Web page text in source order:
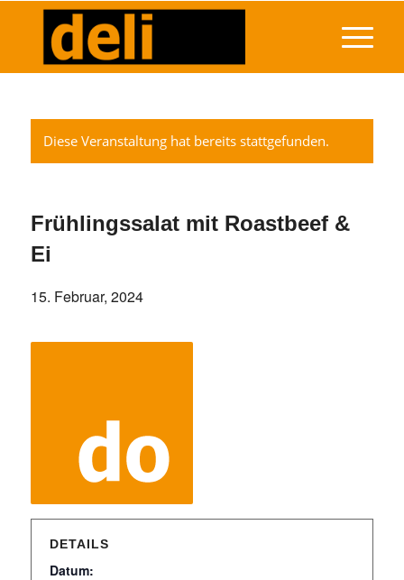
Diese Veranstaltung hat bereits stattgefunden.
Frühlingssalat mit Roastbeef &
Ei
15. Februar, 2024
DETAILS
Datum: